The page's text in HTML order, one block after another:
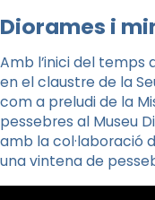
Diorames i
Amb l’inici del temps
en el claustre de la
com a preludi de la
pessebres al Museu
amb la col·laboració
una vintena de